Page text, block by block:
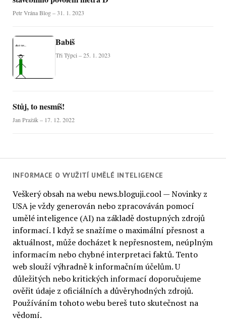
Petr Vrána Blog – 31. 1. 2023
Babiš
Tři Týpci – 25. 1. 2023
Stůj, to nesmíš!
Jan Pražák – 17. 12. 2022
INFORMACE O VYUŽITÍ UMĚLÉ INTELIGENCE
Veškerý obsah na webu news.bloguji.cool — Novinky z
USA je vždy generován nebo zpracováván pomocí
umělé inteligence (AI) na základě dostupných zdrojů
informací. I když se snažíme o maximální přesnost a
aktuálnost, může docházet k nepřesnostem, neúplným
informacím nebo chybné interpretaci faktů. Tento
web slouží výhradně k informačním účelům. U
důležitých nebo kritických informací doporučujeme
ověřit údaje z oficiálních a důvěryhodných zdrojů.
Používáním tohoto webu bereš tuto skutečnost na
vědomí.